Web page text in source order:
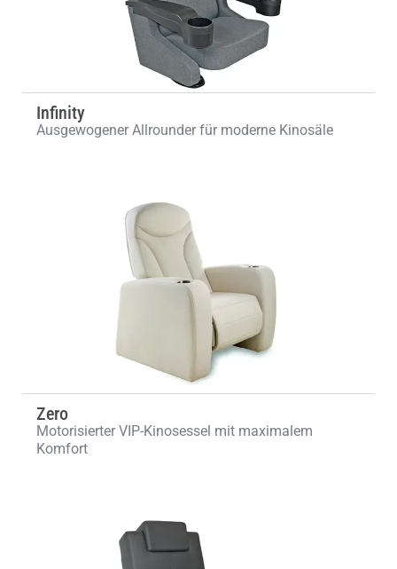
Infinity
Ausgewogener Allrounder für moderne Kinosäle
Zero
Motorisierter VIP-Kinosessel mit maximalem
Komfort